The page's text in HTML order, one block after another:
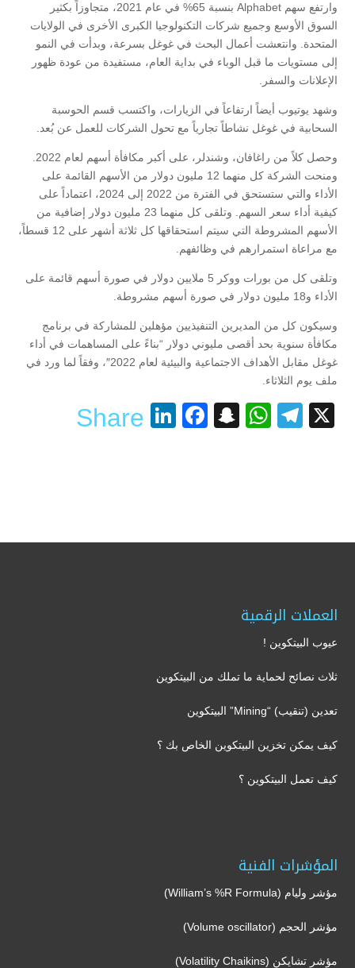
وارتفع سهم Alphabet بنسبة 65% في عام 2021، متجاوزاً بكثير
السوق الأوسع وجميع شركات التكنولوجيا الكبرى الأخرى في الولايات
المتحدة. وانتعشت أعمال البحث في غوغل بسرعة، وبدأت في النمو
إلى مستويات ما قبل الوباء في بداية العام، مستفيدة من عودة ظهور
الإعلانات والسفر.
وشهد يوتيوب أيضاً ارتفاعاً في الزيارات، واكتسب قسم الحوسبة
السحابية في غوغل نشاطاً تجارياً مع تحول الشركات للعمل عن بُعد.
ومنحت الشركة كل منهما 12 مليون دولار من الأسهم القائمة على
الأداء والتي ستستحق في الفترة من 2022 إلى 2024، اعتماداً على
كيفية أداء سعر السهم. وتلقى كل منهما 23 مليون دولار إضافية من
الأسهم المشروطة التي سيتم استحقاقها كل ثلاثة أشهر على 12 قسطاً،
مع مراعاة استمرارهم في وظائفهم.
وتلقى كل من بورات ووكر 5 ملايين دولار في صورة أسهم قائمة على
الأداء و18 مليون دولار في صورة أسهم مشروطة.
وسيكون كل من المديرين التنفيذيين مؤهلين للمشاركة في برنامج
مكافأة سنوية بحد أقصى مليوني دولار “بناءً على المساهمات في أداء
غوغل مقابل الأهداف الاجتماعية والبيئية لعام 2022″، وفقاً لما ورد في
ملف يوم الثلاثاء.
X
Telegram
WhatsApp
Snapchat
Facebook
LinkedIn
Share
العملات الرقمية
عيوب البيتكوين !
ثلاث نصائح لحماية ما تملك من البيتكوين
تعدين (تنقيب) “Mining” البيتكوين
كيف يمكن تخزين البيتكوين الخاص بك ؟
كيف تعمل البيتكوين ؟
المؤشرات الفنية
مؤشر وليام (William’s %R Formula)
مؤشر الحجم (Volume oscillator)
مؤشر تشايكن (Volatility Chaikins)